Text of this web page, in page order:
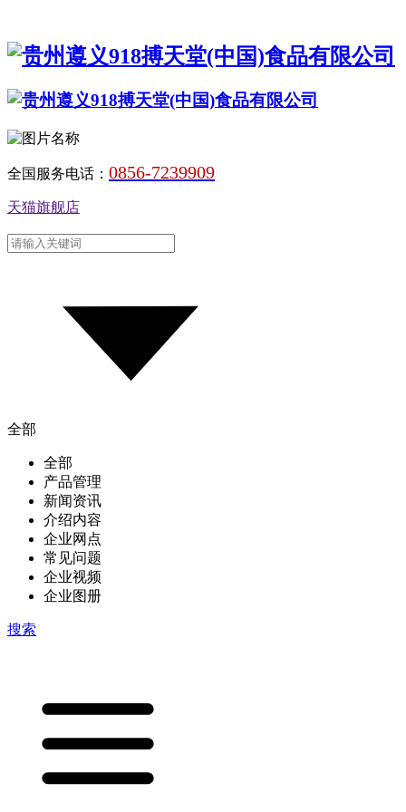
全国服务电话： 0856-7239909
天猫旗舰店
全部
全部
产品管理
新闻资讯
介绍内容
企业网点
常见问题
企业视频
企业图册
搜索